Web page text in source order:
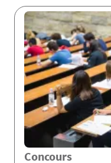
Concours